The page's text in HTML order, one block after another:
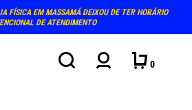
FÍSICA EM MASSAMÁ DEIXOU DE TER HORÁRIO
DE ATENDIMENTO
0